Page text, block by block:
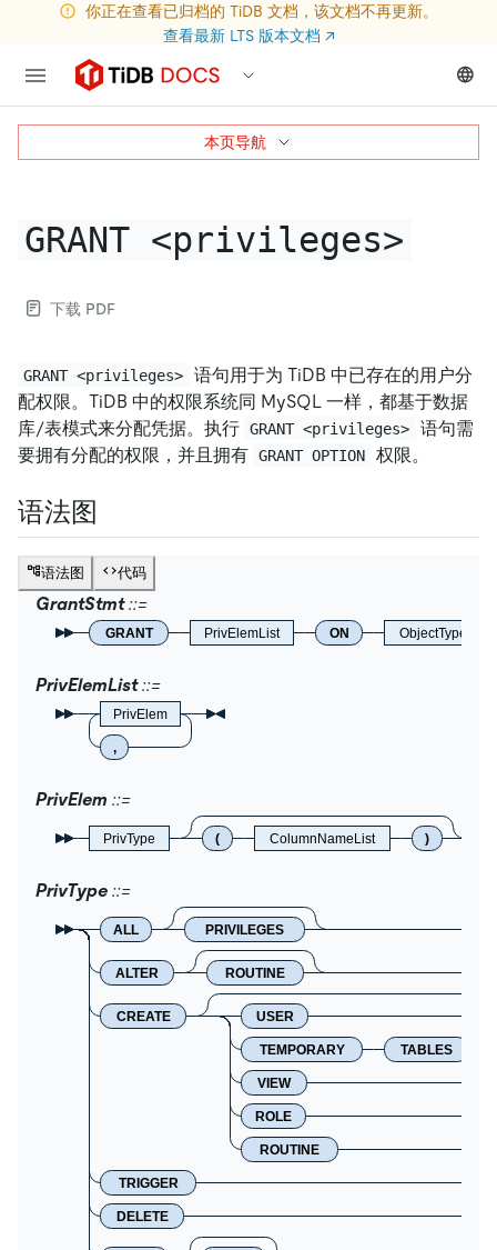
你正在查看已归档的 TiDB 文档，该文档不再更新。
查看最新 LTS 版本文档 ↗
GRANT <privileges>
下载 PDF
GRANT <privileges>
语句用于为 TiDB 中已存在的用户分
配权限。TiDB 中的权限系统同 MySQL 一样，都基于数据
库/表模式来分配凭据。执行 GRANT <privileges>
语句需
要拥有分配的权限，并且拥有 GRANT OPTION 权限。
语法图
语法图 代码
GrantStmt
GRANT PrivElemList ON ObjectType
PrivElemList
PrivElem
,
PrivElem
PrivType ( ColumnNameList )
PrivType
ALL PRIVILEGES
ALTER ROUTINE
CREATE USER
TEMPORARY TABLES
VIEW
ROLE
ROUTINE
TRIGGER
DELETE
本页导航